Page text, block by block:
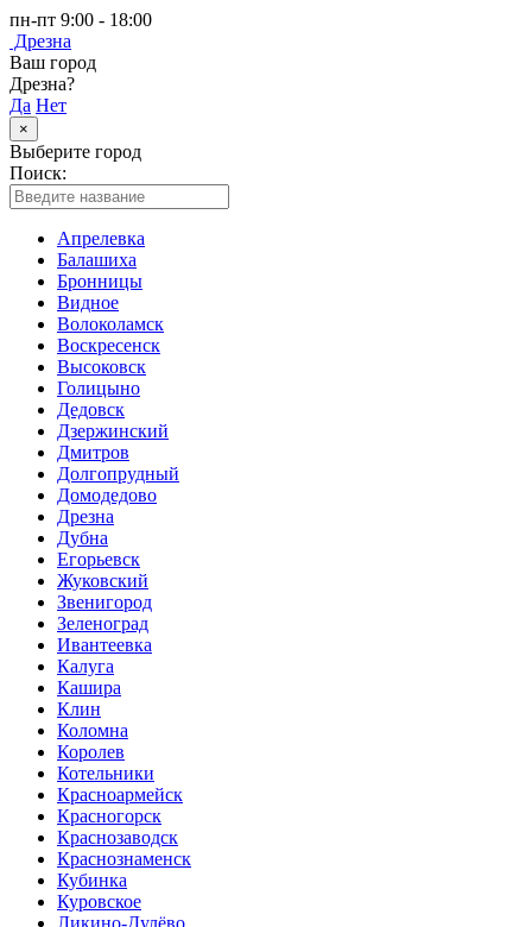
пн-пт 9:00 - 18:00
Дрезна
Ваш город
Дрезна?
Да Нет
×
Выберите город
Поиск:
Апрелевка
Балашиха
Бронницы
Видное
Волоколамск
Воскресенск
Высоковск
Голицыно
Дедовск
Дзержинский
Дмитров
Долгопрудный
Домодедово
Дрезна
Дубна
Егорьевск
Жуковский
Звенигород
Зеленоград
Ивантеевка
Калуга
Кашира
Клин
Коломна
Королев
Котельники
Красноармейск
Красногорск
Краснозаводск
Краснознаменск
Кубинка
Куровское
Ликино-Дулёво